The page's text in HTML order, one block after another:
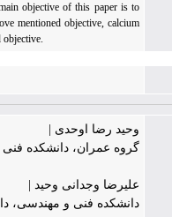
objective of this paper is to
mentioned objective, calcium
objective.
وحید رضا اوحدی |
گروه عمران، دانشکده فنی
علیرضا وجدانی وحید |
دانشکده فنی و مهندسی،